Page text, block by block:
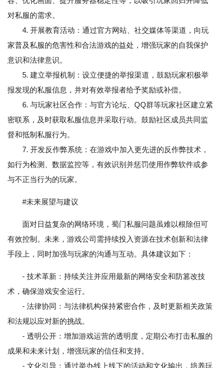
对私服的需求。
4. 开展教育活动：通过官方网站、社交媒体等渠道，向玩
家普及私服的危害性和合法游戏的益处，增强玩家的自我保护
意识和法律意识。
5. 建立举报机制：设立便捷的举报渠道，鼓励玩家积极举
报发现的私服信息，并对有效举报者给予奖励或补偿。
6. 与玩家社区合作：与官方论坛、QQ群等玩家社区建立紧
密联系，及时获取私服信息并采取行动。鼓励社区成员共同监
督和抵制私服行为。
7. 开发反作弊系统：在游戏中加入更先进的反作弊技术，
如行为检测、数据监控等，有效识别并惩罚使用作弊软件或参
与不正当行为的玩家。
#未来展望与建议
面对日益复杂的网络环境，蜀门私服问题虽难以根除但可
有效控制。未来，游戏公司需持续投入资源在技术创新和法律
手段上，同时加强与玩家的沟通与互动。具体建议如下：
- 技术革新：持续关注并应用最新的网络安全和防篡改技
术，确保游戏安全运行。
- 法律协同：与法律机构保持紧密合作，及时更新相关政策
和法规以应对新的挑战。
- 透明公开：增加游戏运营的透明度，定期公布打击私服的
成果和未来计划，增强玩家的信任和支持。
- 文化引导：通过举办线上线下的活动和文化输出，培养玩